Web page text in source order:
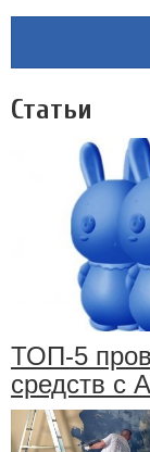
Статьи
ТОП-5
средств с